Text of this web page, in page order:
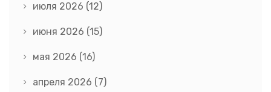
июля 2026 (12)
июня 2026 (15)
мая 2026 (16)
апреля 2026 (7)